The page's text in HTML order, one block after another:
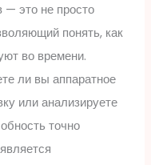
— это не просто
понять, как
во времени.
ли вы аппаратное
или анализируете
точно